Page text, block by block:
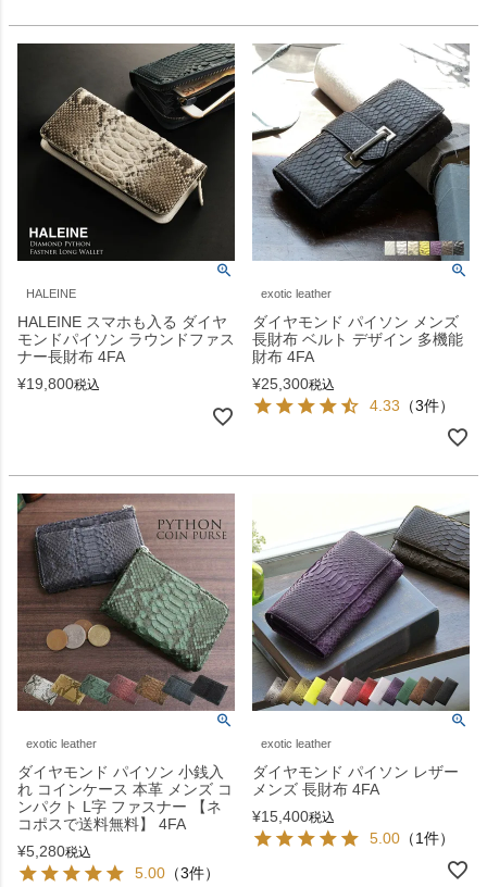
HALEINE
HALEINE スマホも入る ダイヤ
モンドパイソン ラウンドファス
ナー長財布 4FA
¥19,800税込
exotic leather
ダイヤモンド パイソン メンズ
長財布 ベルト デザイン 多機能
財布 4FA
¥25,300税込
4.33 （3件）
exotic leather
ダイヤモンド パイソン 小銭入
れ コインケース 本革 メンズ コ
ンパクト L字 ファスナー 【ネ
コポスで送料無料】 4FA
¥5,280税込
5.00 （3件）
exotic leather
ダイヤモンド パイソン レザー
メンズ 長財布 4FA
¥15,400税込
5.00 （1件）